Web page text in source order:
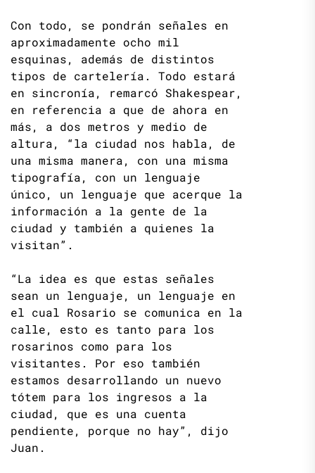
Con todo, se pondrán señales en
aproximadamente ocho mil
esquinas, además de distintos
tipos de cartelería. Todo estará
en sincronía, remarcó Shakespear,
en referencia a que de ahora en
más, a dos metros y medio de
altura, “la ciudad nos habla, de
una misma manera, con una misma
tipografía, con un lenguaje
único, un lenguaje que acerque la
información a la gente de la
ciudad y también a quienes la
visitan”.
“La idea es que estas señales
sean un lenguaje, un lenguaje en
el cual Rosario se comunica en la
calle, esto es tanto para los
rosarinos como para los
visitantes. Por eso también
estamos desarrollando un nuevo
tótem para los ingresos a la
ciudad, que es una cuenta
pendiente, porque no hay”, dijo
Juan.